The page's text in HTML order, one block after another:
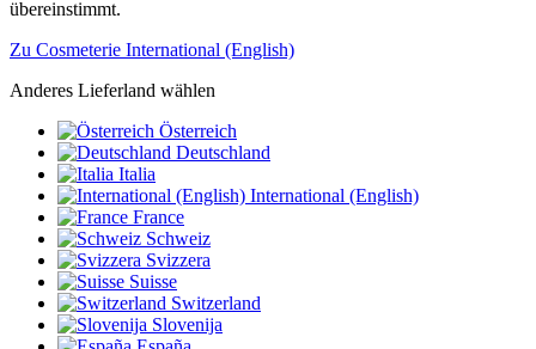
übereinstimmt.
Zu Cosmeterie International (English)
Anderes Lieferland wählen
Österreich
Deutschland
Italia
International (English)
France
Schweiz
Svizzera
Suisse
Switzerland
Slovenija